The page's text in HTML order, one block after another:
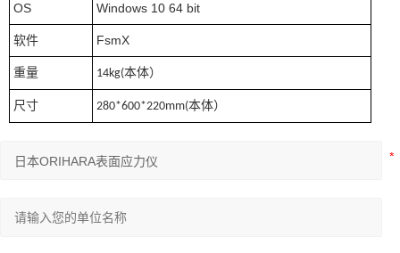
OS Windows 10 64 bit
软件 FsmX
重量 14kg(本体）
尺寸 280*600*220mm(本体）